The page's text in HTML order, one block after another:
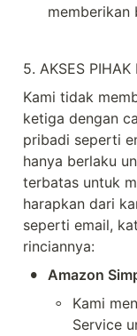
memberikan
5. AKSES PIHAK
Kami tidak
ketiga dengan
pribadi seperti
hanya berlaku
terbatas untuk
harapkan dari
seperti email,
rinciannya:
• Amazon
◦
Kami
Service